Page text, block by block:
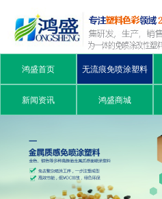
鸿盛首页 无流痕免喷涂塑料
新闻资讯 鸿盛商城